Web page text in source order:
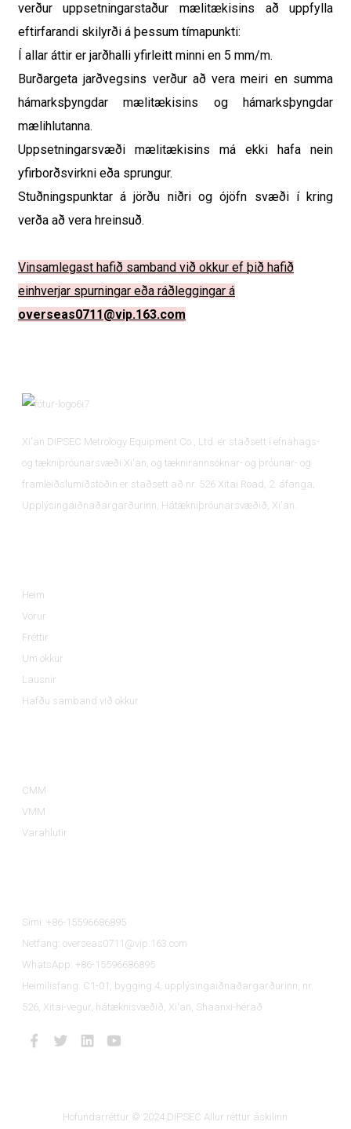
verður uppsetningarstaður mælitækisins að uppfylla
eftirfarandi skilyrði á þessum tímapunkti:
Í allar áttir er jarðhalli yfirleitt minni en 5 mm/m.
Burðargeta jarðvegsins verður að vera meiri en summa
hámarksþyngdar mælitækisins og hámarksþyngdar
mælihlutanna.
Uppsetningarsvæði mælitækisins má ekki hafa nein
yfirborðsvirkni eða sprungur.
Stuðningspunktar á jörðu niðri og ójöfn svæði í kring
verða að vera hreinsuð.
Vinsamlegast hafið samband við okkur ef þið hafið
einhverjar spurningar eða ráðleggingar á
overseas0711@vip.163.com
Xi'an DIPSEC Metrology Equipment Co., Ltd. er staðsett í efnahags-
og tækniþróunarsvæði Xi'an, og tæknirannsóknar- og þróunar- og
framleiðslumiðstöðin er staðsett að nr. 526 Xitai Road, 2. áfanga,
Upplýsingaiðnaðargarðurinn, Hátækniþróunarsvæðið, Xi'an.
Heim
Vörur
Fréttir
Um okkur
Lausnir
Hafðu samband við okkur
CMM
VMM
Varahlutir
Sími: +86-15596686895
Netfang: overseas0711@vip.163.com
WhatsApp: +86-15596686895
Heimilisfang: C1-01, bygging 4, upplýsingaiðnaðargarðurinn, nr.
526, Xitai-vegur, hátæknisvæðið, Xi'an, Shaanxi-hérað
Höfundarréttur © 2024 DIPSEC Allur réttur áskilinn